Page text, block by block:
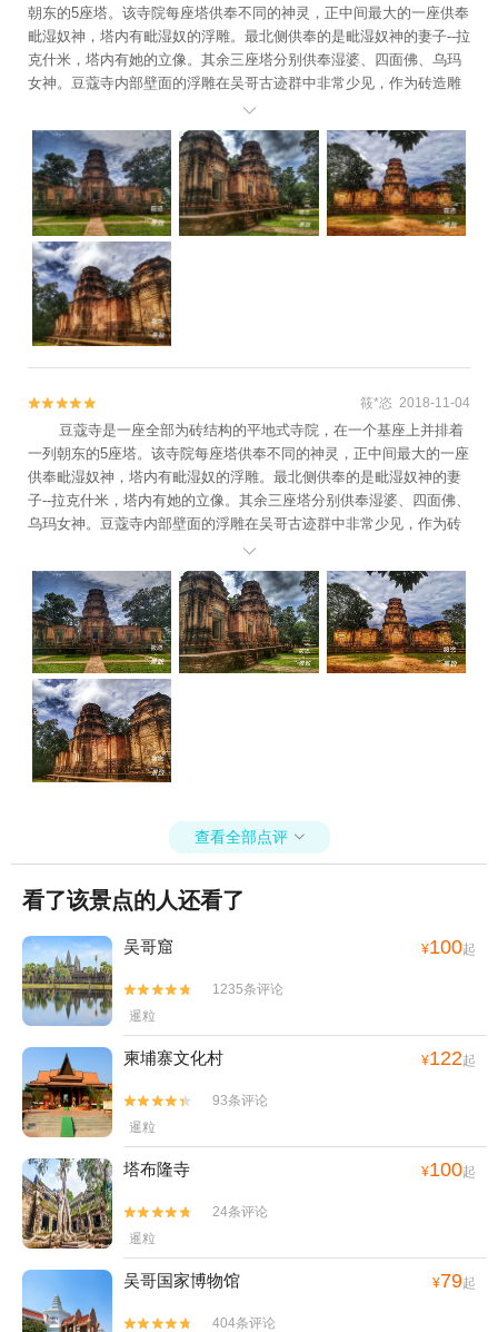
朝东的5座塔。该寺院每座塔供奉不同的神灵，正中间最大的一座供奉
毗湿奴神，塔内有毗湿奴的浮雕。最北侧供奉的是毗湿奴神的妻子--拉
克什米，塔内有她的立像。其余三座塔分别供奉湿婆、四面佛、乌玛
女神。豆蔻寺内部壁面的浮雕在吴哥古迹群中非常少见，作为砖造雕


 筱*恣 2018-11-04
豆蔻寺是一座全部为砖结构的平地式寺院，在一个基座上并排着
一列朝东的5座塔。该寺院每座塔供奉不同的神灵，正中间最大的一座
供奉毗湿奴神，塔内有毗湿奴的浮雕。最北侧供奉的是毗湿奴神的妻
子--拉克什米，塔内有她的立像。其余三座塔分别供奉湿婆、四面佛、
乌玛女神。豆蔻寺内部壁面的浮雕在吴哥古迹群中非常少见，作为砖
造雕刻的展览地，非常值得一看！
查看全部点评 
看了该景点的人还看了
吴哥窟 ¥100起


1235条评论
暹粒
柬埔寨文化村 ¥122起


93条评论
暹粒
塔布隆寺 ¥100起


24条评论
暹粒
吴哥国家博物馆 ¥79起

 404条评论